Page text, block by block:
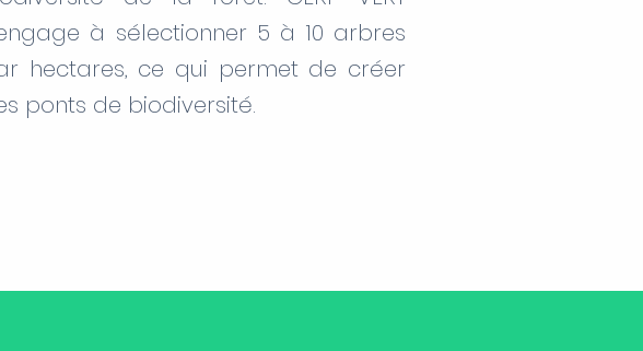
à sélectionner 5 à 10 arbres
hectares, ce qui permet de créer
ponts de biodiversité.